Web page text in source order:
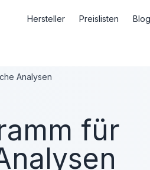
Hersteller Preislisten Blog
Analysen
für